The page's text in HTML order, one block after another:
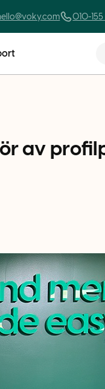
010-
av